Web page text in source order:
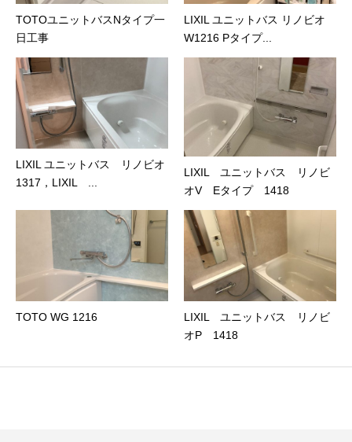
TOTOユニットバスNタイプ一
日工事
LIXIL ユニットバス リノビオ
W1216 Pタイプ...
LIXIL ユニットバス リノビオ
1317，LIXIL ...
LIXIL ユニットバス リノビ
オV Eタイプ 1418
TOTO WG 1216
LIXIL ユニットバス リノビ
オP 1418